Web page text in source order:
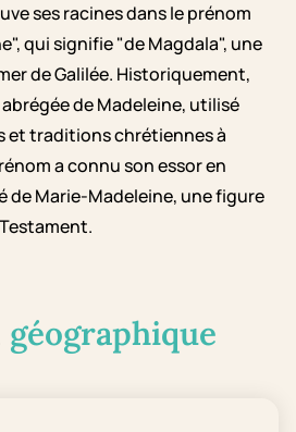
ses racines dans le prénom
qui signifie "de Magdala", une
de Galilée. Historiquement,
de Madeleine, utilisé
et traditions chrétiennes à
a connu son essor en
de Marie-Madeleine, une figure
géographique